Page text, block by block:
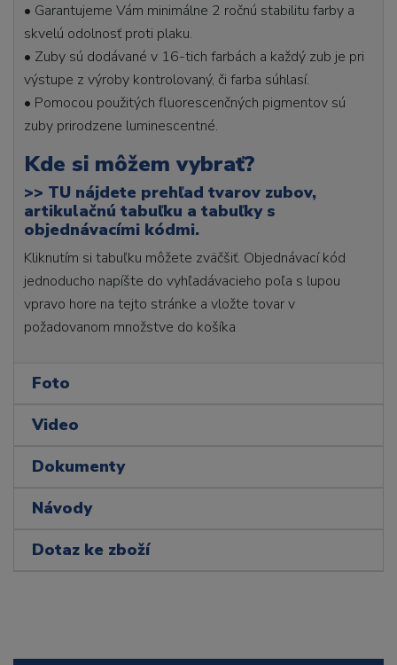
• Garantujeme Vám minimálne 2 ročnú stabilitu farby a
skvelú odolnosť proti plaku.
• Zuby sú dodávané v 16-tich farbách a každý zub je pri
výstupe z výroby kontrolovaný, či farba súhlasí.
• Pomocou použitých fluorescenčných pigmentov sú
zuby prirodzene luminescentné.
Kde si môžem vybrať?
>> TU nájdete prehľad tvarov zubov,
artikulačnú tabuľku a tabuľky s
objednávacími kódmi.
Kliknutím si tabuľku môžete zväčšiť. Objednávací kód
jednoducho napíšte do vyhľadávacieho poľa s lupou
vpravo hore na tejto stránke a vložte tovar v
požadovanom množstve do košíka
Foto
Video
Dokumenty
Návody
Dotaz ke zboží